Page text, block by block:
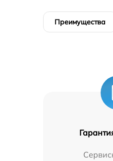
Преимущества